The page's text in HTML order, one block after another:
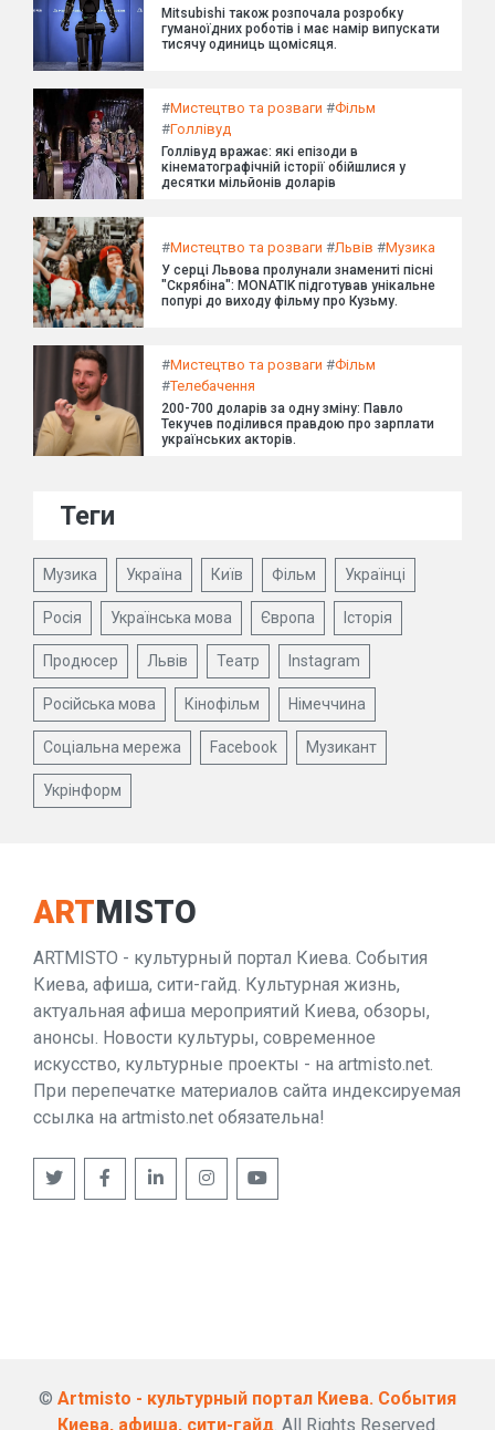
Mitsubishi також розпочала розробку
гуманоїдних роботів і має намір випускати
тисячу одиниць щомісяця.
#Мистецтво та розваги #Фільм
#Голлівуд
Голлівуд вражає: які епізоди в
кінематографічній історії обійшлися у
десятки мільйонів доларів
#Мистецтво та розваги #Львів #Музика
У серці Львова пролунали знамениті пісні
"Скрябіна": MONATIK підготував унікальне
попурі до виходу фільму про Кузьму.
#Мистецтво та розваги #Фільм
#Телебачення
200-700 доларів за одну зміну: Павло
Текучев поділився правдою про зарплати
українських акторів.
Теги
Музика Україна Київ Фільм Українці
Росія Українська мова Європа Історія
Продюсер Львів Театр Instagram
Російська мова Кінофільм Німеччина
Соціальна мережа Facebook Музикант
Укрінформ
ARTMISTO
ARTMISTO - культурный портал Киева. События
Киева, афиша, сити-гайд. Культурная жизнь,
актуальная афиша мероприятий Киева, обзоры,
анонсы. Новости культуры, современное
искусство, культурные проекты - на artmisto.net.
При перепечатке материалов сайта индексируемая
ссылка на artmisto.net обязательна!
© Artmisto - культурный портал Киева. События
Киева, афиша, сити-гайд. All Rights Reserved.